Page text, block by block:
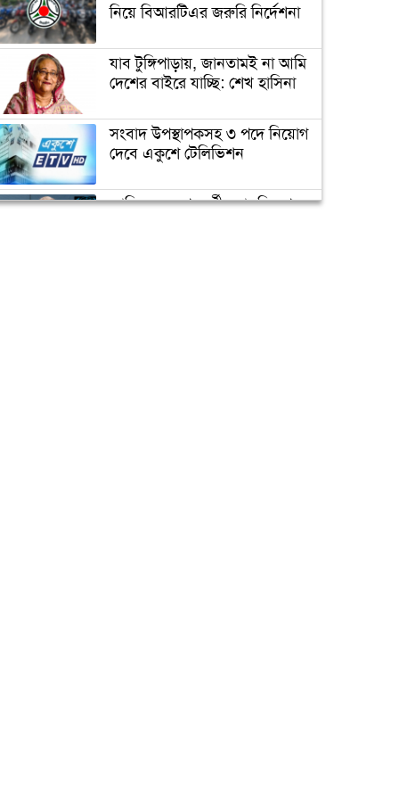
ভাস্কর্যবিরোধী অবস্থান (ভিডিও)
সৌদি যুবরাজ সালমানকে
মুজিববর্ষ উদযাপনে আমন্ত্রণ
ভিডিও দেখুন
এক্সপ্রেসওয়ে নির্মাণ কাজ
নিয়ে বিআরটিএর জরুরি নির্দেশনা
যাব টুঙ্গিপাড়ায়, জানতামই না আমি
দেশের বাইরে যাচ্ছি: শেখ হাসিনা
সংবাদ উপস্থাপকসহ ৩ পদে নিয়োগ
দেবে একুশে টেলিভিশন
জাতিসংঘের পরবর্তী মহাসচিব পদে